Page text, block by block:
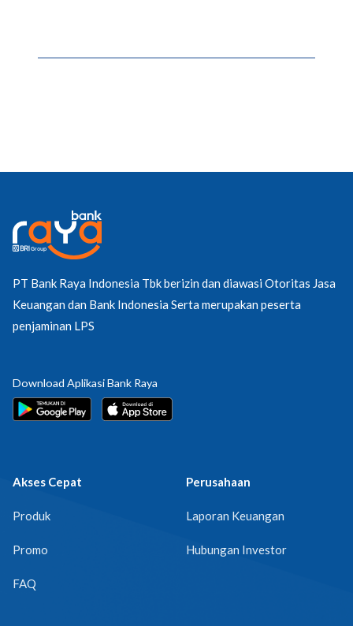
PT Bank Raya Indonesia Tbk berizin dan diawasi Otoritas Jasa
Keuangan dan Bank Indonesia Serta merupakan peserta
penjaminan LPS
Download Aplikasi Bank Raya
Akses Cepat
Produk
Promo
FAQ
Perusahaan
Laporan Keuangan
Hubungan Investor